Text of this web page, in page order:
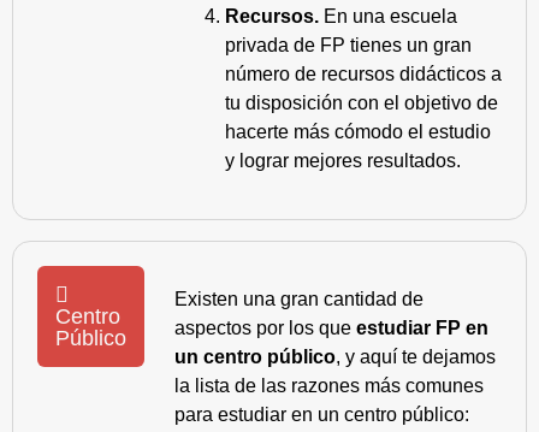
Recursos. En una escuela
privada de FP tienes un gran
número de recursos didácticos a
tu disposición con el objetivo de
hacerte más cómodo el estudio
y lograr mejores resultados.
Centro
Público
Existen una gran cantidad de
aspectos por los que estudiar FP en
un centro público, y aquí te dejamos
la lista de las razones más comunes
para estudiar en un centro público: